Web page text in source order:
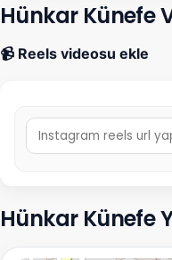
Hünkar Künefe
📹 Reels videosu ekle
Hünkar Künefe